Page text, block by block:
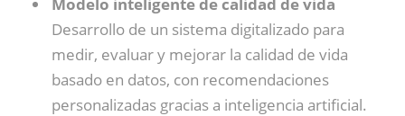
Desarrollo de un sistema digitalizado para
medir, evaluar y mejorar la calidad de vida
basado en datos, con recomendaciones
personalizadas gracias a inteligencia artificial.